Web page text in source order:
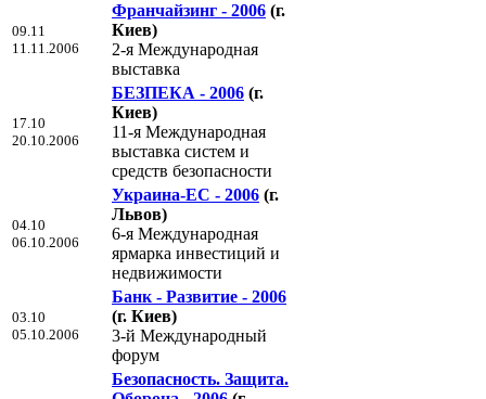
09.11
11.11.2006
Франчайзинг - 2006 (г.
Киев)
2-я Международная
выставка
17.10
20.10.2006
БЕЗПЕКА - 2006 (г.
Киев)
11-я Международная
выставка систем и
средств безопасности
04.10
06.10.2006
Украина-ЕС - 2006 (г.
Львов)
6-я Международная
ярмарка инвестиций и
недвижимости
03.10
05.10.2006
Банк - Развитие - 2006
(г. Киев)
3-й Международный
форум
Безопаснoсть. Защита.